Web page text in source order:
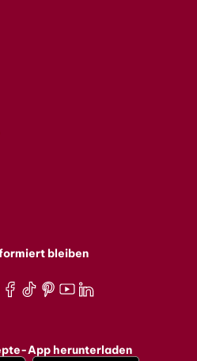
bleiben
App herunterladen